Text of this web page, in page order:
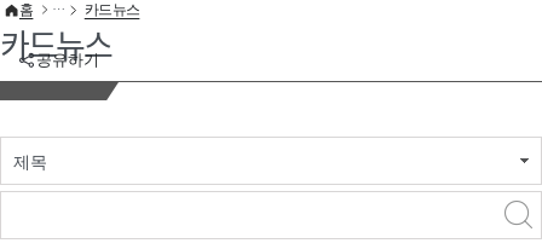
공유하기
홈 카드뉴스
카드뉴스
제목